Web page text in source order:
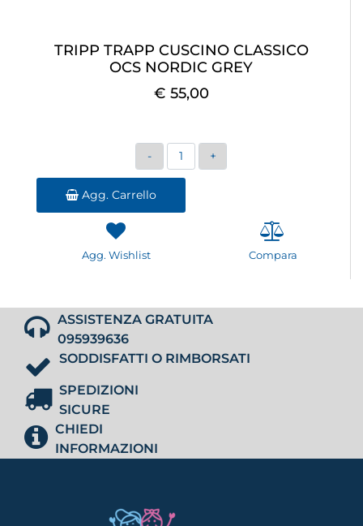
TRIPP TRAPP CUSCINO CLASSICO
OCS NORDIC GREY
€ 55,00
Quantità
Agg. Carrello
Agg. Wishlist Compara
ASSISTENZA GRATUITA
095939636
SODDISFATTI O RIMBORSATI
SPEDIZIONI
SICURE
CHIEDI
INFORMAZIONI